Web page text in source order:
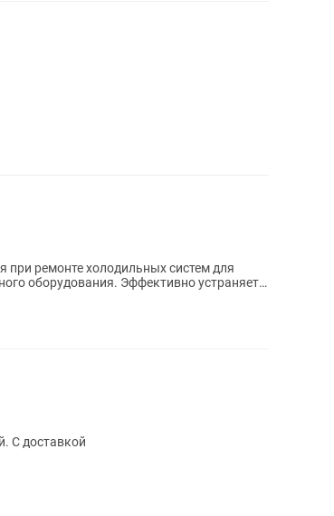
ремонте холодильных систем для
оборудования. Эффективно устраняет
С доставкой